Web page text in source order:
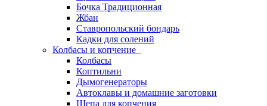
Бочка Традиционная
Жбан
Ставропольский бондарь
Кадки для солений
Колбасы и копчение
Колбасы
Коптильни
Дымогенераторы
Автоклавы и домашние заготовки
Щепа для копчения